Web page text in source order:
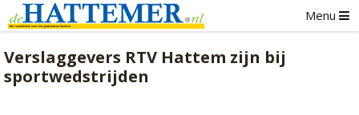
Menu
Verslaggevers RTV Hattem zijn bij
sportwedstrijden